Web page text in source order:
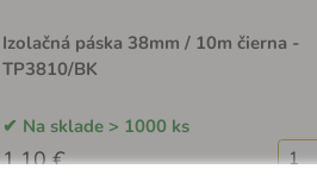
Izolačná páska 38mm / 10m čierna -
TP3810/BK
Na sklade > 1000 ks
1.10 €